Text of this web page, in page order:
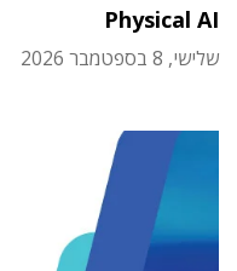
Physical AI
שלישי, 8 בספטמבר 2026